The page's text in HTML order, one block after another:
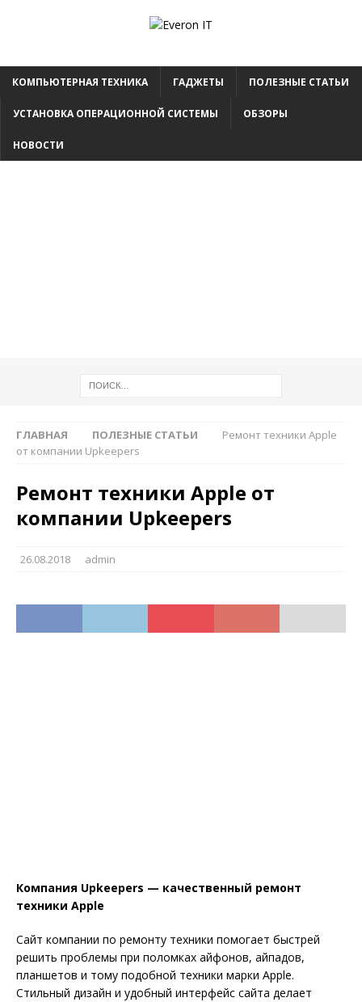
КОМПЬЮТЕРНАЯ ТЕХНИКА ГАДЖЕТЫ ПОЛЕЗНЫЕ СТАТЬИ
УСТАНОВКА ОПЕРАЦИОННОЙ СИСТЕМЫ ОБЗОРЫ
НОВОСТИ
ГЛАВНАЯ ПОЛЕЗНЫЕ СТАТЬИ
Ремонт техники Apple
от компании Upkeepers
Ремонт техники Apple от
компании Upkeepers
26.08.2018 admin
Компания Upkeepers — качественный ремонт
техники Apple
Сайт компании по ремонту техники помогает быстрей
решить проблемы при поломках айфонов, айпадов,
планшетов и тому подобной техники марки Apple.
Стильный дизайн и удобный интерфейс сайта делает